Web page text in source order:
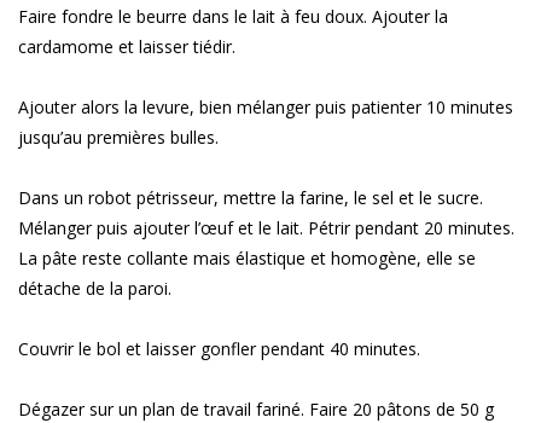
Faire fondre le beurre dans le lait à feu doux. Ajouter la
cardamome et laisser tiédir.
Ajouter alors la levure, bien mélanger puis patienter 10 minutes
jusqu’au premières bulles.
Dans un robot pétrisseur, mettre la farine, le sel et le sucre.
Mélanger puis ajouter l’œuf et le lait. Pétrir pendant 20 minutes.
La pâte reste collante mais élastique et homogène, elle se
détache de la paroi.
Couvrir le bol et laisser gonfler pendant 40 minutes.
Dégazer sur un plan de travail fariné. Faire 20 pâtons de 50 g